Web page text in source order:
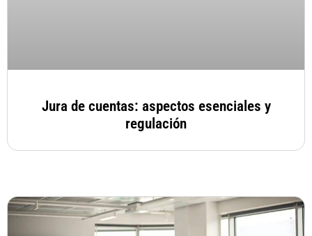
Jura de cuentas: aspectos esenciales y
regulación